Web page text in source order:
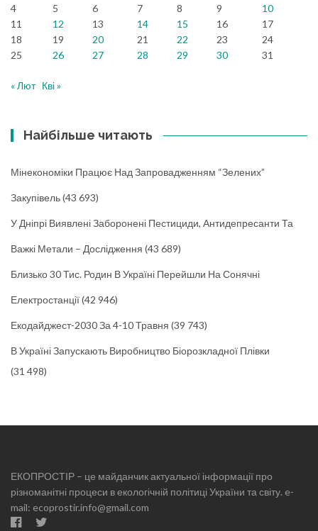
4
5 6 7 8 9
10
11
12 13 14 15 16
17
18
19 20 21 22 23
24
25
26 27 28 29 30 31
« Лют Кві »
Найбільше читають
Мінекономіки Працює Над Запровадженням “зелених”
Закупівель(43 693)
У Дніпрі Виявлені Заборонені Пестициди, Антидепресанти Та
Важкі Метали – Дослідження (43 689)
Близько 30 Тис. Родин В Україні Перейшли На Сонячні
Електростанції(42 946)
Екодайджест-2030 За 4-10 Травня (39 743)
В Україні Запускають Виробництво Біорозкладної Плівки
(31 498)
ЕКОПРОСТІР – це майданчик актуальної інформації про
різноманітні процеси в екологічній політиці України та світу. e-
mail: ecoprostir.info@gmail.com